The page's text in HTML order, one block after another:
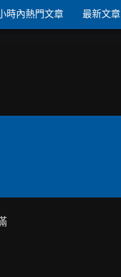
時內熱門文章 最新文章